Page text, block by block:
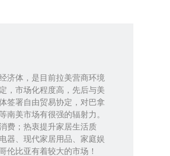
济体，是目前拉美营商环境
，市场化程度高，先后与美
签署自由贸易协定，对巴拿
南美市场有很强的辐射力。
费；热衷提升家居生活质
器、现代家居用品、家庭娱
伦比亚有着较大的市场！